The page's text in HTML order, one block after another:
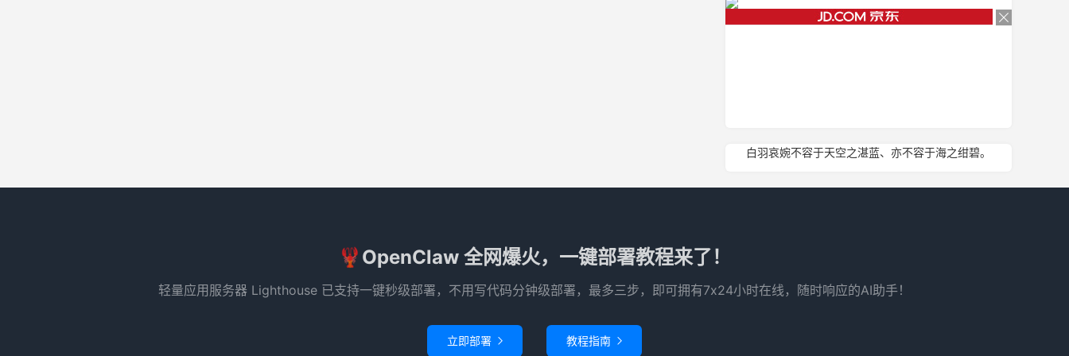
白羽哀婉不容于天空之湛蓝、亦不容于海之绀碧。
🦞OpenClaw 全网爆火，一键部署教程来了！
轻量应用服务器 Lighthouse 已支持一键秒级部署，不用写代码分钟级部署，最多三步，即可拥有7x24小时在线，随时响应的AI助手！
立即部署  教程指南 